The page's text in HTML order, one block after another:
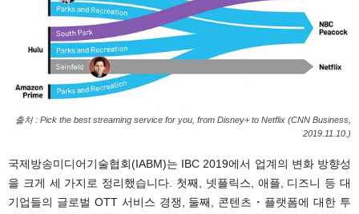
출처 : Pick the best streaming service for you, from Disney+ to Netflix (CNN Business,
2019.11.10.)
국제방송미디어기술협회(IABM)는 IBC 2019에서 업계의 변화 방향성
을 크게 세 가지로 정리했습니다. 첫째, 넷플릭스, 애플, 디즈니 등 대
기업들의 글로벌 OTT 서비스 경쟁, 둘째, 콘텐츠・플랫폼에 대한 투